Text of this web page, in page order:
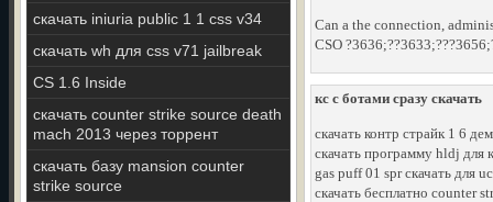
скачать iniuria public 1 1 css v34
скачать wh для css v71 jailbreak
CS 1.6 Inside
скачать counter strike source death
mach 2013 через торрент
скачать базу mansion counter
strike source
Can a the connection,
CSO
кс с ботами сразу скачать
скачать контр страйк 1 6
скачать программу hldj для
gas puff 01 spr скачать для
скачать бесплатно counter